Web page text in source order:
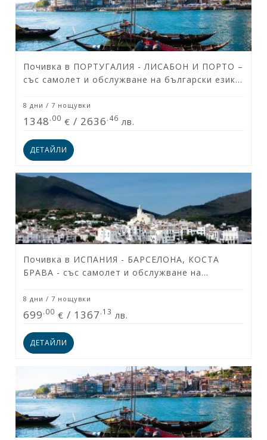
Почивка в ПОРТУГАЛИЯ - ЛИСАБОН И ПОРТО –
със самолет и обслужване на български език!
8 дни / 7 нощувки
1348.00 € / 2636.46 лв.
ДЕТАЙЛИ
Почивка в ИСПАНИЯ - БАРСЕЛОНА, КОСТА
БРАВА - със самолет и обслужване на
8 дни / 7 нощувки
699.00 € / 1367.13 лв.
ДЕТАЙЛИ